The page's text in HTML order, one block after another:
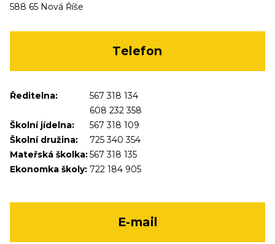
588 65 Nová Říše
Telefon
Ředitelna:
567 318 134
608 232 358
Školní jídelna:
567 318 109
Školní družina:
725 340 354
Mateřská školka:567 318 135
Ekonomka školy: 722 184 905
E-mail